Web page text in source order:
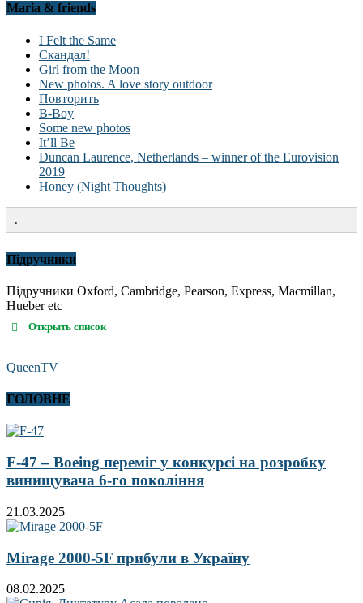
Maria & friends
I Felt the Same
Скандал!
Girl from the Moon
New photos. A love story outdoor
Повторить
B-Boy
Some new photos
It’ll Be
Duncan Laurence, Netherlands – winner of the Eurovision
2019
Honey (Night Thoughts)
.
Підручники
Підручники Oxford, Cambridge, Pearson, Express, Macmillan,
Hueber etc
Открыть список
QueenTV
ГОЛОВНЕ
F-47 – Boeing переміг у конкурсі на розробку
винищувача 6-го покоління
21.03.2025
Mirage 2000-5F прибули в Україну
08.02.2025